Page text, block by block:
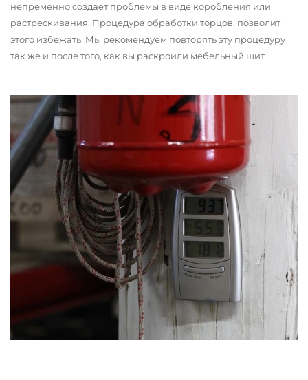
непременно создает проблемы в виде коробления или
растрескивания. Процедура обработки торцов, позволит
этого избежать. Мы рекомендуем повторять эту процедуру
так же и после того, как вы раскроили мебельный щит.